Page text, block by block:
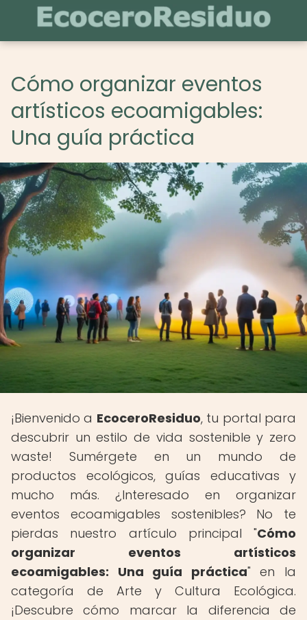
Cómo organizar eventos
artísticos ecoamigables:
Una guía práctica
¡Bienvenido a EcoceroResiduo, tu portal para
descubrir un estilo de vida sostenible y zero
waste! Sumérgete en un mundo de
productos ecológicos, guías educativas y
mucho más. ¿Interesado en organizar
eventos ecoamigables sostenibles? No te
pierdas nuestro artículo principal "Cómo
organizar eventos artísticos
ecoamigables: Una guía práctica" en la
categoría de Arte y Cultura Ecológica.
¡Descubre cómo marcar la diferencia de